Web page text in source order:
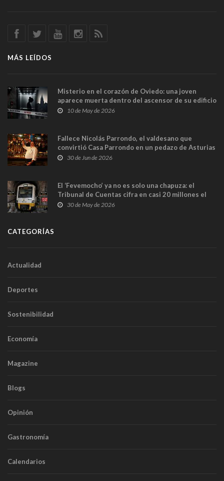
MÁS LEÍDOS
Misterio en el corazón de Oviedo: una joven
aparece muerta dentro del ascensor de su edificio
y las cámaras captan sus últimos minutos
10 de May de 2026
Fallece Nicolás Parrondo, el valdesano que
convirtió Casa Parrondo en un pedazo de Asturias
en Madrid
30 de Jun de 2026
El ‘Fevemocho’ ya no es solo una chapuza: el
Tribunal de Cuentas cifra en casi 20 millones el
sobrecoste de los trenes que no cabían por los
30 de May de 2026
CATEGORÍAS
Actualidad
Deportes
Sostenibilidad
Economía
Magazine
Blogs
Opinión
Gastronomía
Calendarios